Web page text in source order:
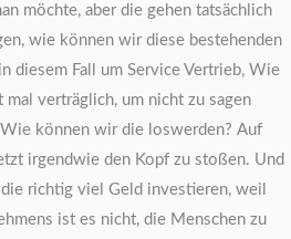
möchte, aber die gehen tatsächlich
wie können wir diese bestehenden
diesem Fall um Service Vertrieb, Wie
verträglich, um nicht zu sagen
können wir die loswerden? Auf
irgendwie den Kopf zu stoßen. Und
richtig viel Geld investieren, weil
ist es nicht, die Menschen zu